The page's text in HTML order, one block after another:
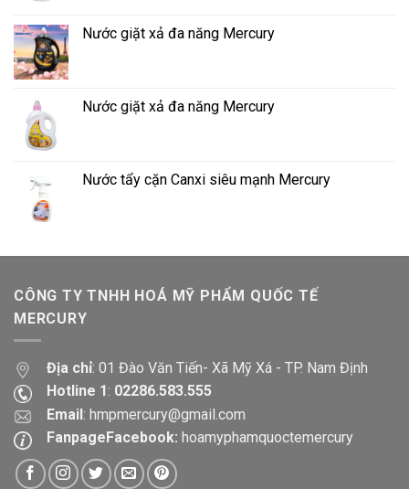
Nước giặt xả đa năng Mercury
Nước giặt xả đa năng Mercury
Nước tẩy cặn Canxi siêu mạnh Mercury
CÔNG TY TNHH HOÁ MỸ PHẨM QUỐC TẾ
MERCURY
Địa chỉ: 01 Đào Văn Tiến- Xã Mỹ Xá - TP. Nam Định
Hotline 1: 02286.583.555
Email: hmpmercury@gmail.com
FanpageFacebook: hoamyphamquoctemercury